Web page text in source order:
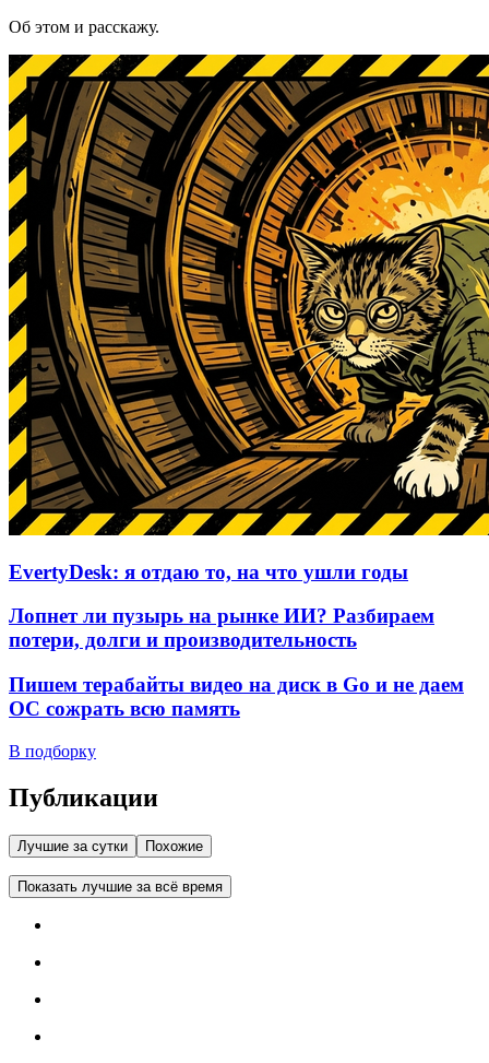
Об этом и расскажу.
EvertyDesk: я отдаю то, на что ушли годы
Лопнет ли пузырь на рынке ИИ? Разбираем
потери, долги и производительность
Пишем терабайты видео на диск в Go и не даем
ОС сожрать всю память
В подборку
Публикации
Лучшие за сутки Похожие
Показать лучшие за всё время